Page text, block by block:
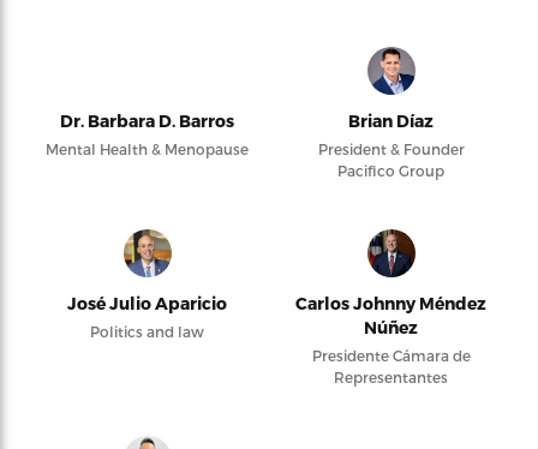
Dr. Barbara D. Barros
Mental Health & Menopause
Brian Díaz
President & Founder
Pacifico Group
José Julio Aparicio
Politics and law
Carlos Johnny Méndez
Núñez
Presidente Cámara de
Representantes